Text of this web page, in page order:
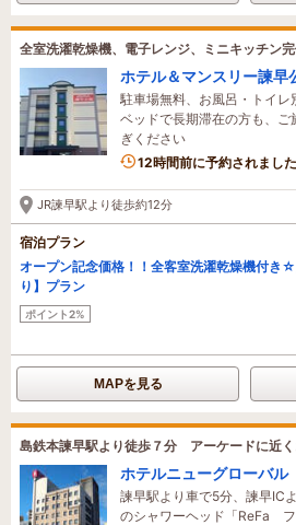
全室洗濯乾燥機、電子レンジ、ミニキッチン
ホテル＆マンスリー諫早
駐車場無料、お風呂・トイ
ベッドで長期滞在の方も、
ぎください
12時間前に予約されました
JR諫早駅より徒歩約12分
宿泊プラン
オープン記念価格！！全客室洗濯乾燥機付き
り】プラン
ポイント2%
MAPを見る
島鉄本諫早駅より徒歩７分 アーケードに近
ホテルニューグローバル
諫早駅より車で5分、諫早IC
のシャワーヘッド「ReFa